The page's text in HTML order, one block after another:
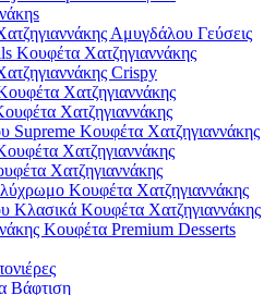
Αμυγδάλου Γεύσεις
Κουφέτα Χατζηγιαννάκης
Crispy
Χατζηγιαννάκης
Χατζηγιαννάκης
Supreme Κουφέτα Χατζηγιαννάκης
Χατζηγιαννάκης
Χατζηγιαννάκης
Κουφέτα Χατζηγιαννάκης
Κλασικά Κουφέτα Χατζηγιαννάκης
Κουφέτα Premium Desserts
Βάφτιση